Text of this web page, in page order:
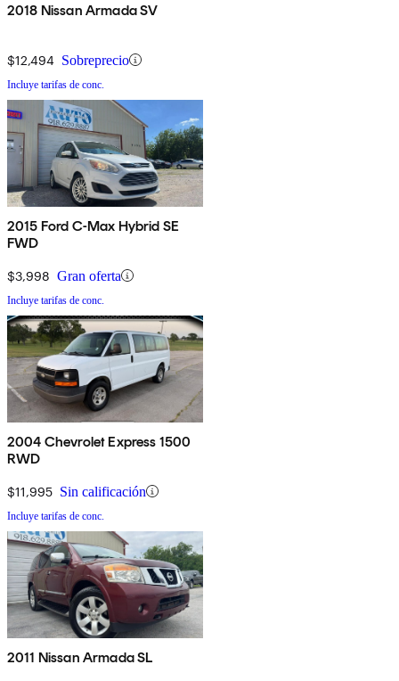
2018 Nissan Armada SV
$12,494 Sobreprecio
Incluye tarifas de conc.
2015 Ford C-Max Hybrid SE
FWD
$3,998 Gran oferta
Incluye tarifas de conc.
2004 Chevrolet Express 1500
RWD
$11,995 Sin calificación
Incluye tarifas de conc.
2011 Nissan Armada SL